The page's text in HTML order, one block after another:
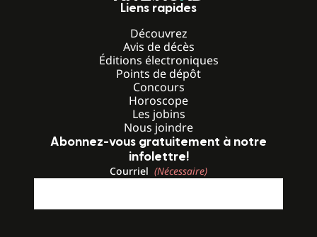
Liens rapides
Découvrez
Avis de décès
Éditions électroniques
Points de dépôt
Concours
Horoscope
Les jobins
Nous joindre
Abonnez-vous gratuitement à notre
infolettre!
Courriel (Nécessaire)